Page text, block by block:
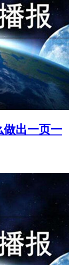
做出一页一